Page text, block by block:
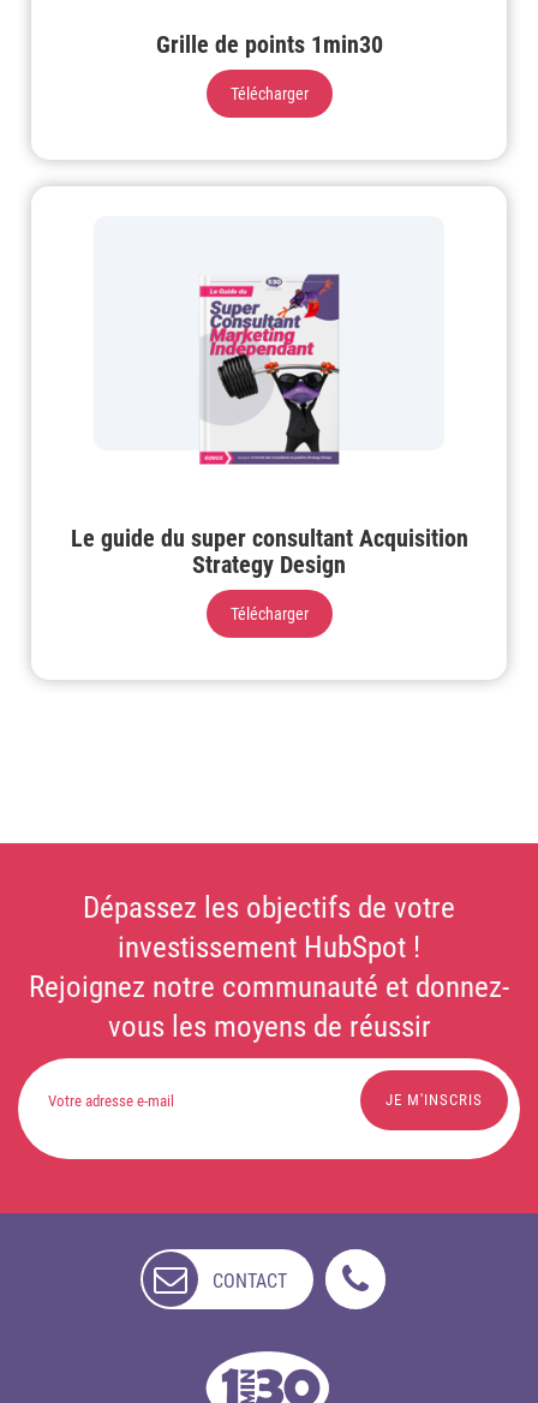
Grille de points 1min30
Télécharger
Le guide du super consultant Acquisition
Strategy Design
Télécharger
Dépassez les objectifs de votre
investissement HubSpot !
Rejoignez notre communauté et donnez-
vous les moyens de réussir
CONTACT
DISPONIBLE